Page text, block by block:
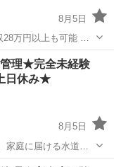
8月5日
万円以上も可能 〇
張り・能力に応じて
理★完全未経験
日休み★
8月5日
庭に届ける水道管
くりなど □管理のサ